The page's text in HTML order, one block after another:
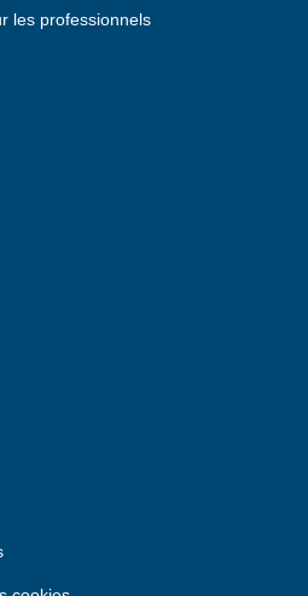
les professionnels